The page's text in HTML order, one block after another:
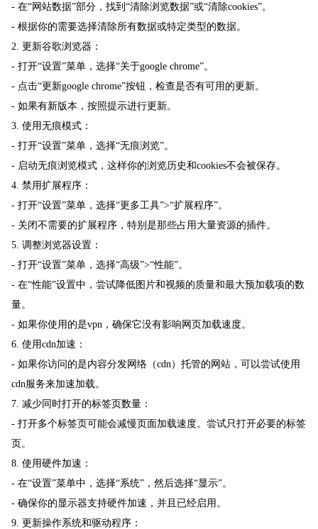
- 在“网站数据”部分，找到“清除浏览数据”或“清除cookies”。
- 根据你的需要选择清除所有数据或特定类型的数据。
2. 更新谷歌浏览器：
- 打开“设置”菜单，选择“关于google chrome”。
- 点击“更新google chrome”按钮，检查是否有可用的更新。
- 如果有新版本，按照提示进行更新。
3. 使用无痕模式：
- 打开“设置”菜单，选择“无痕浏览”。
- 启动无痕浏览模式，这样你的浏览历史和cookies不会被保存。
4. 禁用扩展程序：
- 打开“设置”菜单，选择“更多工具”>“扩展程序”。
- 关闭不需要的扩展程序，特别是那些占用大量资源的插件。
5. 调整浏览器设置：
- 打开“设置”菜单，选择“高级”>“性能”。
- 在“性能”设置中，尝试降低图片和视频的质量和最大预加载项的数
量。
- 如果你使用的是vpn，确保它没有影响网页加载速度。
6. 使用cdn加速：
- 如果你访问的是内容分发网络（cdn）托管的网站，可以尝试使用
cdn服务来加速加载。
7. 减少同时打开的标签页数量：
- 打开多个标签页可能会减慢页面加载速度。尝试只打开必要的标签
页。
8. 使用硬件加速：
- 在“设置”菜单中，选择“系统”，然后选择“显示”。
- 确保你的显示器支持硬件加速，并且已经启用。
9. 更新操作系统和驱动程序：